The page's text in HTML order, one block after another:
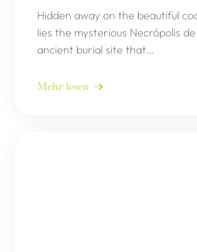
Hidden away on the beautiful
lies the mysterious Necrópolis
ancient burial site that…
Mehr lesen